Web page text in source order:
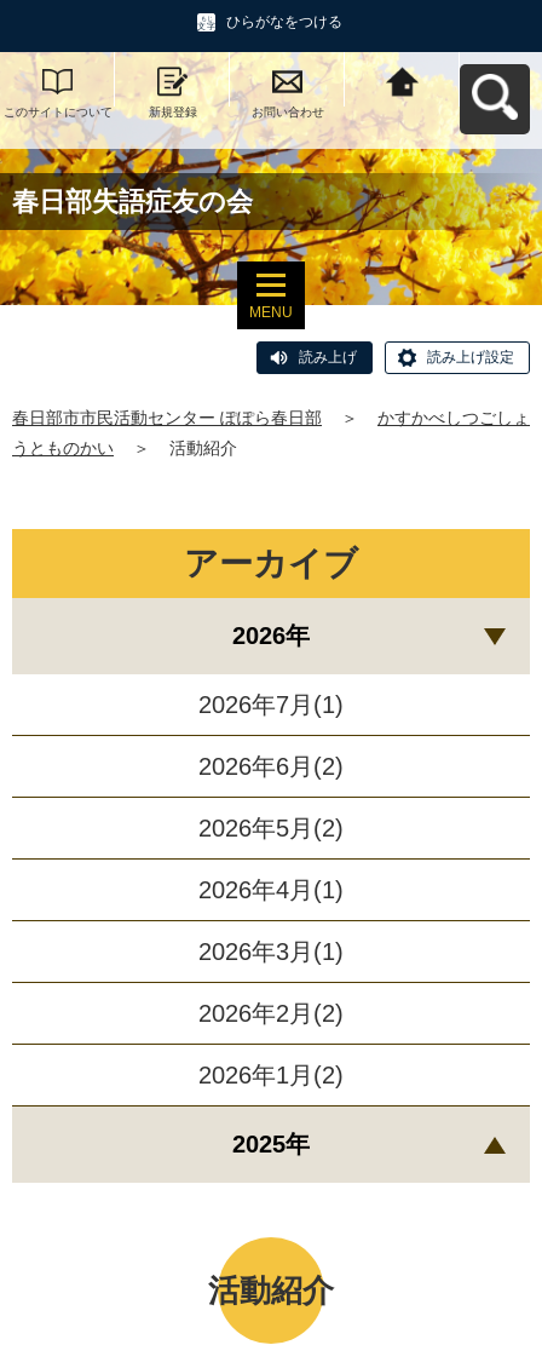
ひらがなをつける
このサイトについて 新規登録 お問い合わせ
春日部市市民活動セ
ンター ぽぽら春日部
へ戻る
春日部失語症友の会
MENU
読み上げ 読み上げ設定
春日部市市民活動センター ぽぽら春日部 ＞
かすかべしつごしょ
うとものかい
＞ 活動紹介
活動紹介
アーカイブ
2026年
2026年7月(1)
2026年6月(2)
2026年5月(2)
2026年4月(1)
2026年3月(1)
2026年2月(2)
2026年1月(2)
2025年